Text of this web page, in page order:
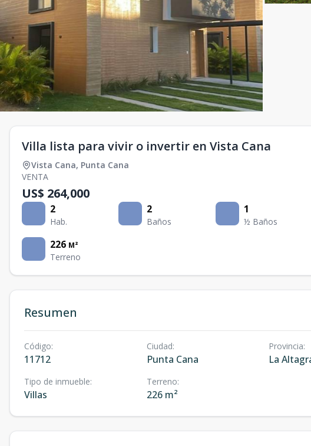
Villa lista para vivir o invertir en Vista Cana
Vista Cana, Punta Cana
VENTA
US$ 264,000
2
Hab.
2
Baños
1
½ Baños
226 M²
Terreno
Resumen
Código:
11712
Ciudad:
Punta Cana
Provincia:
La
Tipo de inmueble:
Villas
Terreno:
226 m²